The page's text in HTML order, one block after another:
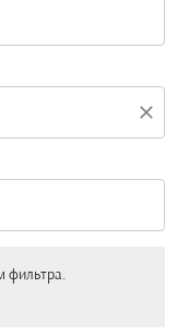
close
фильтра.